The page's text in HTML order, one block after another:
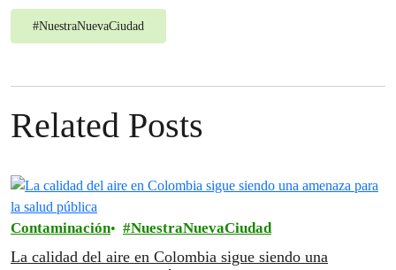
#NuestraNuevaCiudad
Related Posts
Contaminación NuestraNuevaCiudad
La calidad del aire en Colombia sigue siendo una